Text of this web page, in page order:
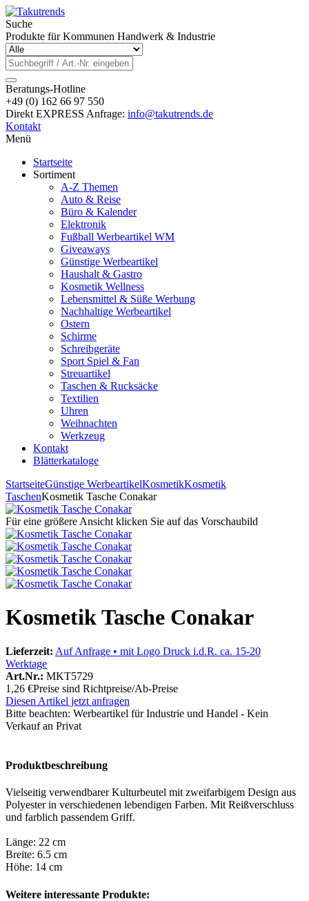
Suche
Produkte für Kommunen Handwerk & Industrie
Beratungs-Hotline
+49 (0) 162 66 97 550
Direkt EXPRESS Anfrage: info@takutrends.de
Kontakt
Menü
Startseite
Sortiment
A-Z Themen
Auto & Reise
Büro & Kalender
Elektronik
Fußball Werbeartikel WM
Giveaways
Günstige Werbeartikel
Haushalt & Gastro
Kosmetik Wellness
Lebensmittel & Süße Werbung
Nachhaltige Werbeartikel
Ostern
Schirme
Schreibgeräte
Sport Spiel & Fan
Streuartikel
Taschen & Rucksäcke
Textilien
Uhren
Weihnachten
Werkzeug
Kontakt
Blätterkataloge
StartseiteGünstige WerbeartikelKosmetikKosmetik
TaschenKosmetik Tasche Conakar
Für eine größere Ansicht klicken Sie auf das Vorschaubild
Kosmetik Tasche Conakar
Lieferzeit: Auf Anfrage • mit Logo Druck i.d.R. ca. 15-20
Werktage
Art.Nr.: MKT5729
1,26 €Preise sind Richtpreise/Ab-Preise
Diesen Artikel jetzt anfragen
Bitte beachten: Werbeartikel für Industrie und Handel - Kein
Verkauf an Privat
Produktbeschreibung
Vielseitig verwendbarer Kulturbeutel mit zweifarbigem Design aus
Polyester in verschiedenen lebendigen Farben. Mit Reißverschluss
und farblich passendem Griff.
Länge: 22 cm
Breite: 6.5 cm
Höhe: 14 cm
Weitere interessante Produkte: